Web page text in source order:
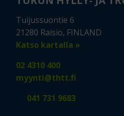
Tuijussuontie 6
21280 Raisio, FINLAND
Katso kartalla »
02 4310 400
myynti@thtt.fi
041 731 9683